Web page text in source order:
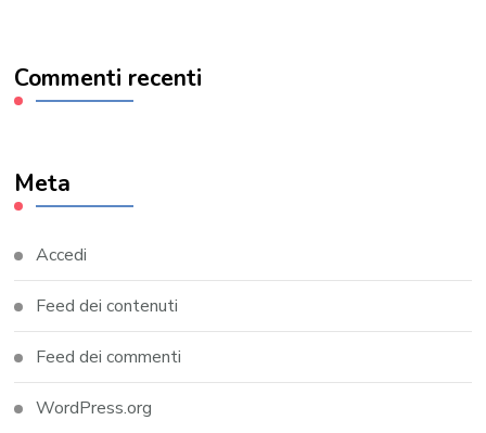
Commenti recenti
Meta
Accedi
Feed dei contenuti
Feed dei commenti
WordPress.org